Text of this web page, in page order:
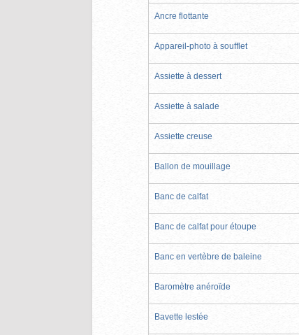
Ancre flottante
Appareil-photo à soufflet
Assiette à dessert
Assiette à salade
Assiette creuse
Ballon de mouillage
Banc de calfat
Banc de calfat pour étoupe
Banc en vertèbre de baleine
Baromètre anéroïde
Bavette lestée